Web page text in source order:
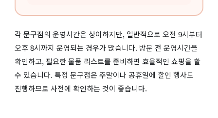
각 문구점의 운영시간은 상이하지만, 일반적으로 오전 9시부터
오후 8시까지 운영되는 경우가 많습니다. 방문 전 운영시간을
확인하고, 필요한 물품 리스트를 준비하면 효율적인 쇼핑을 할
수 있습니다. 특정 문구점은 주말이나 공휴일에 할인 행사도
진행하므로 사전에 확인하는 것이 좋습니다.